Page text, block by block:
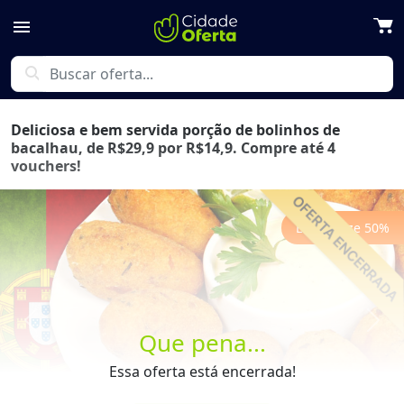
menu
search
Que pena...
Essa oferta está encerrada!
Deliciosa e bem servida porção de bolinhos de
bacalhau, de R$29,9 por R$14,9. Compre até 4
vouchers!
Economize 50%
Previous